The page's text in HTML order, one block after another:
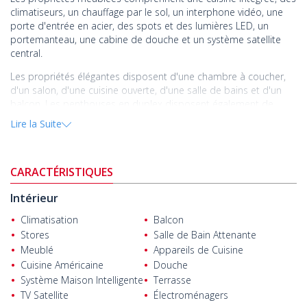
climatiseurs, un chauffage par le sol, un interphone vidéo, une
porte d'entrée en acier, des spots et des lumières LED, un
portemanteau, une cabine de douche et un système satellite
central.
Les propriétés élégantes disposent d'une chambre à coucher,
d'un salon, d'une cuisine ouverte, d'une salle de bains et d'un
terrasses. L'agencement varie, mais les appartements duplex de
2 chambres et de 3 chambres disposent chacun de deux salles
Les propriétés de haute qualité sont équipées d'unités murales,
de chauffage par le sol et de portes d'entrée en acier
personnalisées. L'extérieur du bâtiment est recouvert d'un
Le projet propose différentes options, notamment des
appartements d'une chambre au rez-de-chaussée et au
premier étage, des appartements de deux chambres et des
penthouses en duplex de trois chambres. Le complexe dispose
d'une piscine, d'un bassin pour enfants, d'un centre de remise
en forme, d'un parking intérieur, d'un ascenseur, d'un système
Lire la Suite
CARACTÉRISTIQUES
Intérieur
Climatisation
Balcon
Stores
Salle de Bain Attenante
Meublé
Appareils de Cuisine
Cuisine Américaine
Douche
Système Maison Intelligente
Terrasse
TV Satellite
Électroménagers